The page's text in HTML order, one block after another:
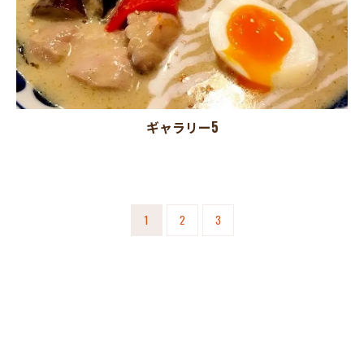
ギャラリー5
1 2 3